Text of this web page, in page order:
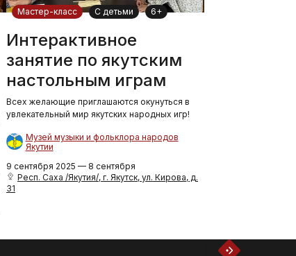
Мастер-класс С детьми 6+
Интерактивное
занятие по якутским
настольным играм
Всех желающие приглашаются окунуться в
увлекательный мир якутских народных игр!
Музей музыки и фольклора народов
Якутии
9 сентября 2025 — 8 сентября
Респ. Саха /Якутия/, г. Якутск, ул. Кирова, д.
31